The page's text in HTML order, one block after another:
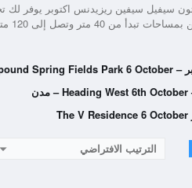
سيفيل سيفين ريزيدنس اكتوبر يوفر لك
وذلك بأسعار تنافسية وأنظمة سداد مرنة.
الترتيب الافتراضي